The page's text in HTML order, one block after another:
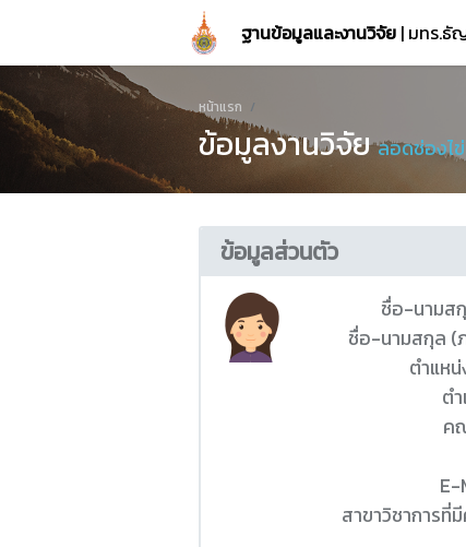
ฐานข้อมูลและงานวิจัย | มทร.ธั
หน้าแรก
ข้อมูลงานวิจัยลอดช่องไ
ข้อมูลส่วนตัว
ชื่อ-นามส
ชื่อ-นามสกุล (
ตำแห
ต
ค
E-
สาขาวิชาการที่